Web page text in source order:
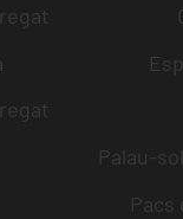
Palau-
Pacs